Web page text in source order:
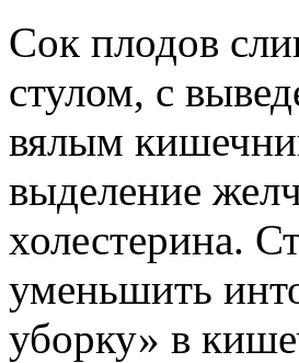
Сок плодов
стулом, с
вялым
выделение
холестерина.
уменьшить
уборку» в